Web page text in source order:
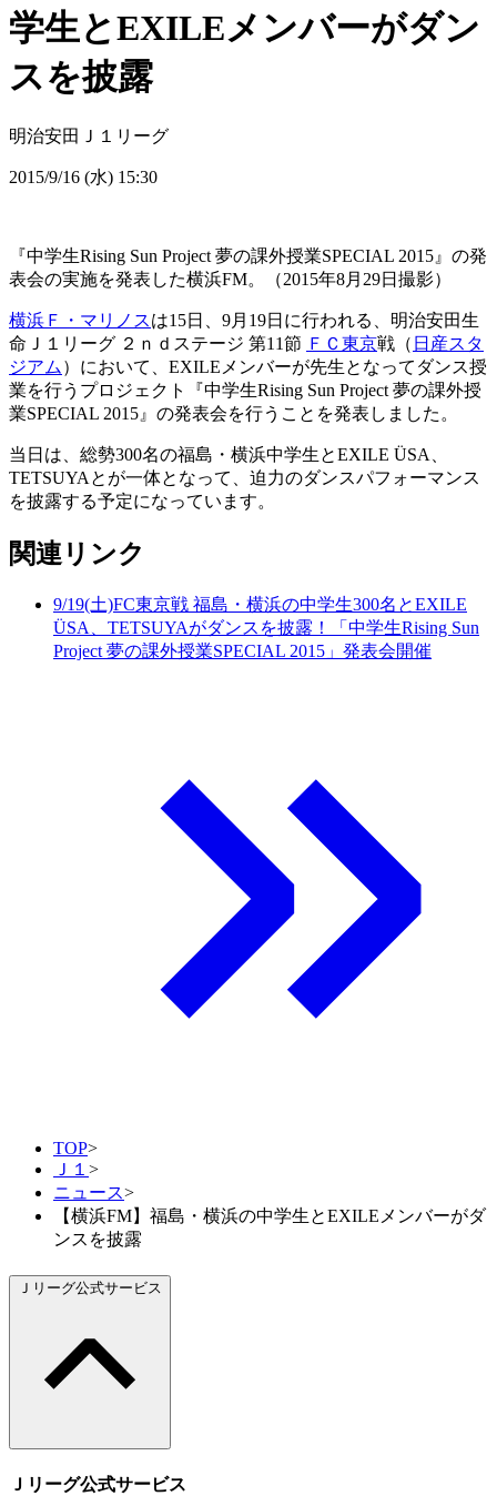
学生とEXILEメンバーがダン
スを披露
明治安田Ｊ１リーグ
2015/9/16 (水) 15:30
『中学生Rising Sun Project 夢の課外授業SPECIAL 2015』の発
表会の実施を発表した横浜FM。（2015年8月29日撮影）
横浜Ｆ・マリノスは15日、9月19日に行われる、明治安田生
命Ｊ１リーグ ２ｎｄステージ 第11節 ＦＣ東京戦（ 日産スタ
ジアム ）において、EXILEメンバーが先生となってダンス授
業を行うプロジェクト『中学生Rising Sun Project 夢の課外授
業SPECIAL 2015』の発表会を行うことを発表しました。
当日は、総勢300名の福島・横浜中学生とEXILE ÜSA、
TETSUYAとが一体となって、迫力のダンスパフォーマンス
を披露する予定になっています。
関連リンク
9/19(土)FC東京戦 福島・横浜の中学生300名とEXILE
ÜSA、TETSUYAがダンスを披露！「中学生Rising Sun
Project 夢の課外授業SPECIAL 2015」発表会開催
TOP>
Ｊ１ >
ニュース>
【横浜FM】福島・横浜の中学生とEXILEメンバーがダ
ンスを披露
Ｊリーグ公式サービス
Ｊリーグ公式サービス